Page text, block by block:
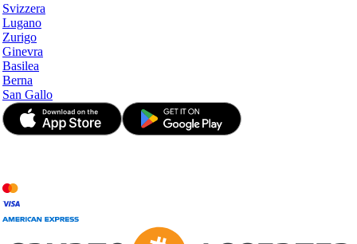
Svizzera
Lugano
Zurigo
Ginevra
Basilea
Berna
San Gallo